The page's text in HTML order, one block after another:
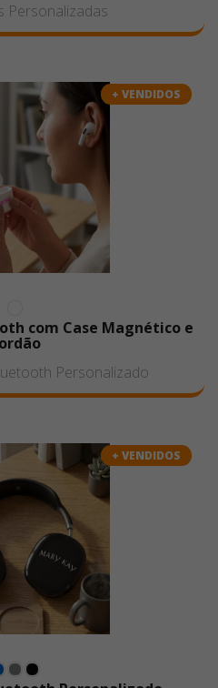
Personalizadas
+ VENDIDOS
com Case Magnético e
Personalizado
+ VENDIDOS